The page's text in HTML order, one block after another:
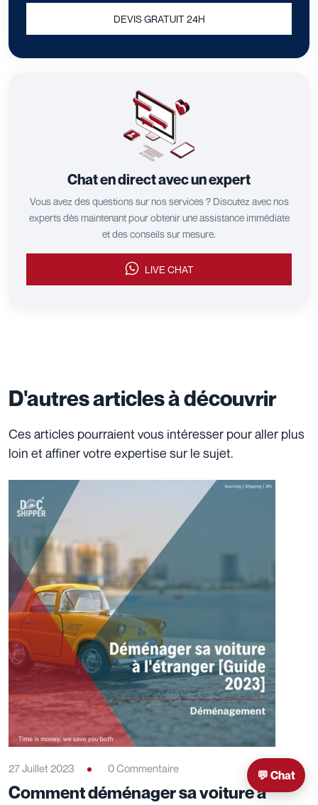
DEVIS GRATUIT 24H
Chat en direct avec un expert
Vous avez des questions sur nos services ? Discutez avec nos
experts dès maintenant pour obtenir une assistance immédiate
et des conseils sur mesure.
LIVE CHAT
D'autres articles à découvrir
Ces articles pourraient vous intéresser pour aller plus
loin et affiner votre expertise sur le sujet.
27 Juillet 2023 0 Commentaire
Comment déménager sa voiture à
💬 Chat